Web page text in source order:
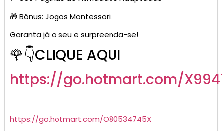
🎁 Bônus: Jogos Montessori.
Garanta já o seu e surpreenda-se!
🌹👇CLIQUE AQUI
https://go.hotmart.com/
https://go.hotmart.com/O80534745X